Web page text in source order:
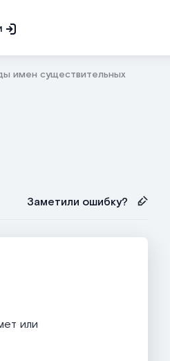
имен существительных
Заметили ошибку?
или